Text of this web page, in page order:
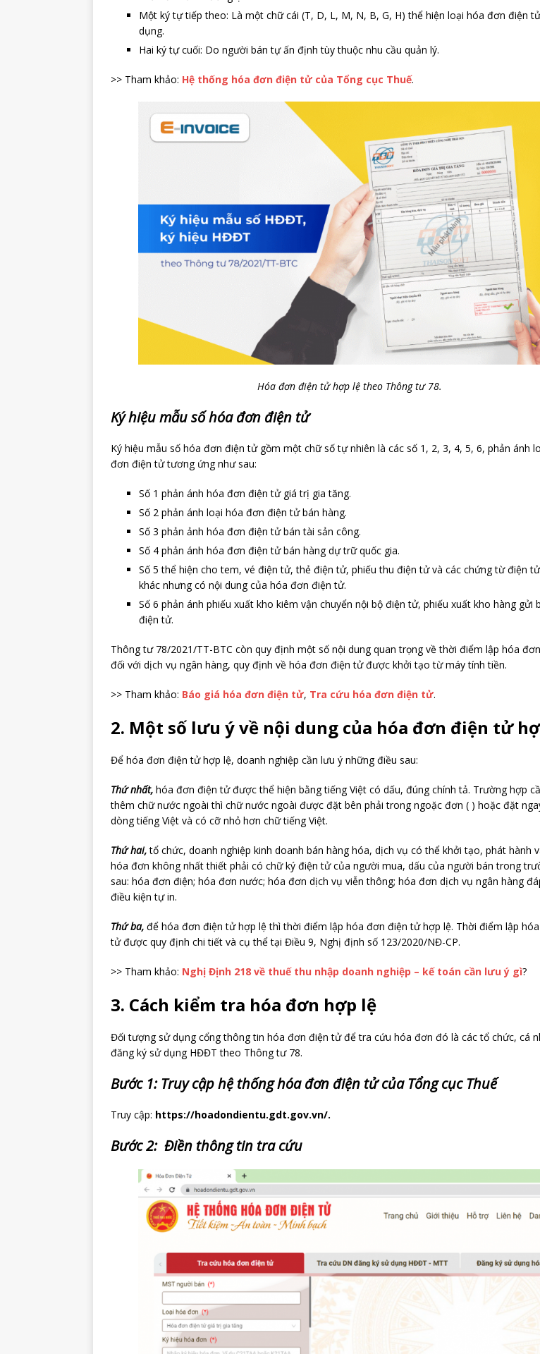
Một ký tự tiếp theo: Là một chữ cái (T, D, L, M, N, B, G, H) thể hiện loại hóa đơn điện
dụng.
Hai ký tự cuối: Do người bán tự ấn định tùy thuộc nhu cầu quản lý.
>> Tham khảo: Hệ thống hóa đơn điện tử của Tổng cục Thuế.
Hóa đơn điện tử hợp lệ theo Thông tư 78.
Ký hiệu mẫu số hóa đơn điện tử
Ký hiệu mẫu số hóa đơn điện tử gồm một chữ số tự nhiên là các số 1, 2, 3, 4, 5, 6, phản ánh
đơn điện tử tương ứng như sau:
Số 1 phản ánh hóa đơn điện tử giá trị gia tăng.
Số 2 phản ánh loại hóa đơn điện tử bán hàng.
Số 3 phản ảnh hóa đơn điện tử bán tài sản công.
Số 4 phản ánh hóa đơn điện tử bán hàng dự trữ quốc gia.
Số 5 thể hiện cho tem, vé điện tử, thẻ điện tử, phiếu thu điện tử và các chứng từ điện
khác nhưng có nội dung của hóa đơn điện tử.
Số 6 phản ánh phiếu xuất kho kiêm vận chuyển nội bộ điện tử, phiếu xuất kho hàng gửi
điện tử.
Thông tư 78/2021/TT-BTC còn quy định một số nội dung quan trọng về thời điểm lập hóa
đối với dịch vụ ngân hàng, quy định về hóa đơn điện tử được khởi tạo từ máy tính tiền.
>> Tham khảo: Báo giá hóa đơn điện tử, Tra cứu hóa đơn điện tử.
2. Một số lưu ý về nội dung của hóa đơn điện tử
Để hóa đơn điện tử hợp lệ, doanh nghiệp cần lưu ý những điều sau:
Thứ nhất, hóa đơn điện tử được thể hiện bằng tiếng Việt có dấu, đúng chính tả. Trường hợp
thêm chữ nước ngoài thì chữ nước ngoài được đặt bên phải trong ngoặc đơn ( ) hoặc đặt
dòng tiếng Việt và có cỡ nhỏ hơn chữ tiếng Việt.
Thứ hai,tổ chức, doanh nghiệp kinh doanh bán hàng hóa, dịch vụ có thể khởi tạo, phát hành
hóa đơn không nhất thiết phải có chữ ký điện tử của người mua, dấu của người bán trong
sau: hóa đơn điện; hóa đơn nước; hóa đơn dịch vụ viễn thông; hóa đơn dịch vụ ngân hàng
điều kiện tự in.
Thứ ba, để hóa đơn điện tử hợp lệ thì thời điểm lập hóa đơn điện tử hợp lệ. Thời điểm lập
tử được quy định chi tiết và cụ thể tại Điều 9, Nghị định số 123/2020/NĐ-CP.
>> Tham khảo: Nghị Định 218 về thuế thu nhập doanh nghiệp – kế toán cần lưu ý gì?
3. Cách kiểm tra hóa đơn hợp lệ
Đối tượng sử dụng cổng thông tin hóa đơn điện tử để tra cứu hóa đơn đó là các tổ chức, cá
đăng ký sử dụng HĐĐT theo Thông tư 78.
Bước 1: Truy cập hệ thống hóa đơn điện tử của Tổng cục Thuế
Truy cập: https://hoadondientu.gdt.gov.vn/.
Bước 2: Điền thông tin tra cứu